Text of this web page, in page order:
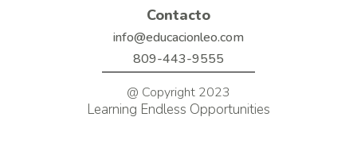
Contacto
info@educacionleo.com
809-443-9555
@ Copyright 2023
Learning Endless Opportunities